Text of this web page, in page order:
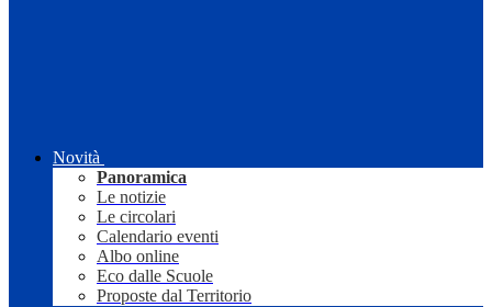
Novità
Panoramica
Le notizie
Le circolari
Calendario eventi
Albo online
Eco dalle Scuole
Proposte dal Territorio